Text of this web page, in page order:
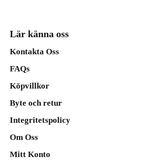
Lär känna oss
Kontakta Oss
FAQs
Köpvillkor
Byte och retur
Integritetspolicy
Om Oss
Mitt Konto